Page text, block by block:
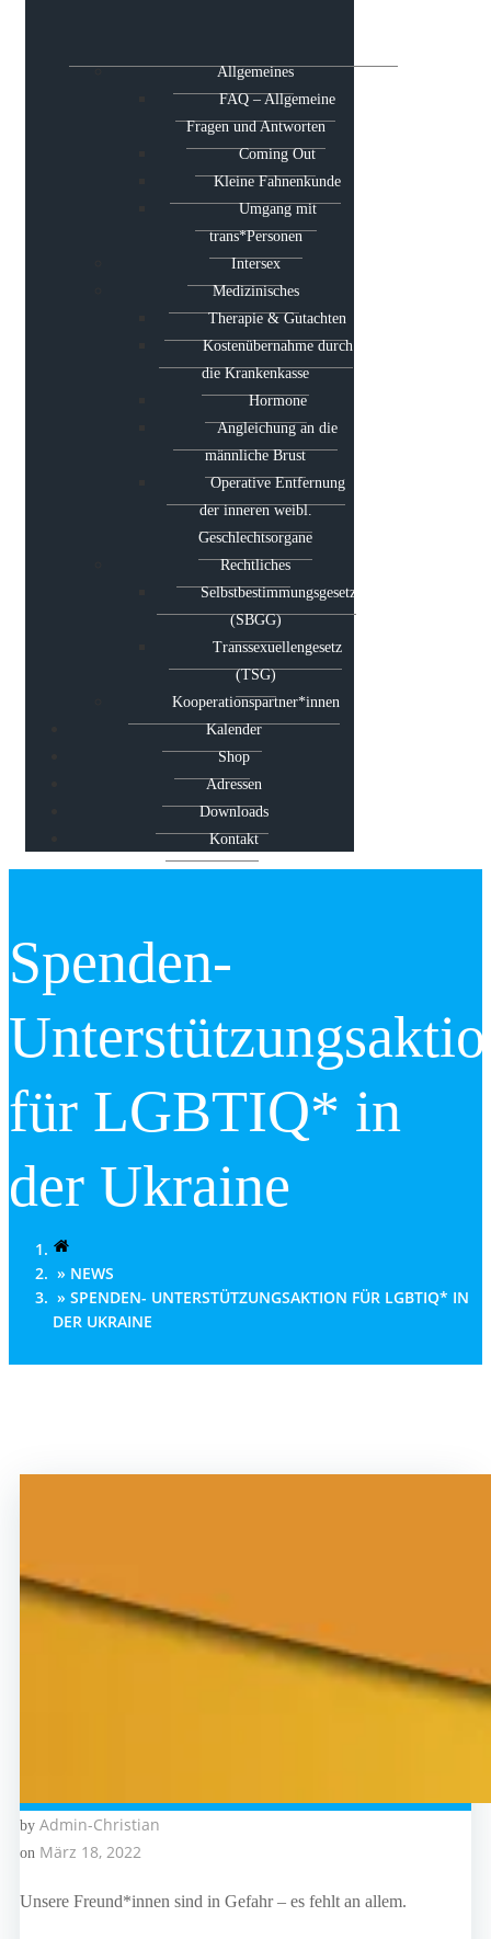
Allgemeines
FAQ – Allgemeine
Fragen und Antworten
Coming Out
Kleine Fahnenkunde
Umgang mit
trans*Personen
Intersex
Medizinisches
Therapie & Gutachten
Kostenübernahme durch
die Krankenkasse
Hormone
Angleichung an die
männliche Brust
Operative Entfernung
der inneren weibl.
Geschlechtsorgane
Rechtliches
Selbstbestimmungsgesetz
(SBGG)
Transsexuellengesetz
(TSG)
Kooperationspartner*innen
Kalender
Shop
Adressen
Downloads
Kontakt
Spenden-
für LGBTIQ* in
der Ukraine
NEWS
SPENDEN- UNTERSTÜTZUNGSAKTION FÜR LGBTIQ* IN
DER UKRAINE
by Admin-Christian
on März 18, 2022
Unsere Freund*innen sind in Gefahr – es fehlt an allem.